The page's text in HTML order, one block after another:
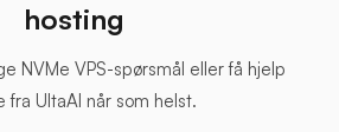
hosting
NVMe VPS-spørsmål eller få hjelp
fra UltaAI når som helst.